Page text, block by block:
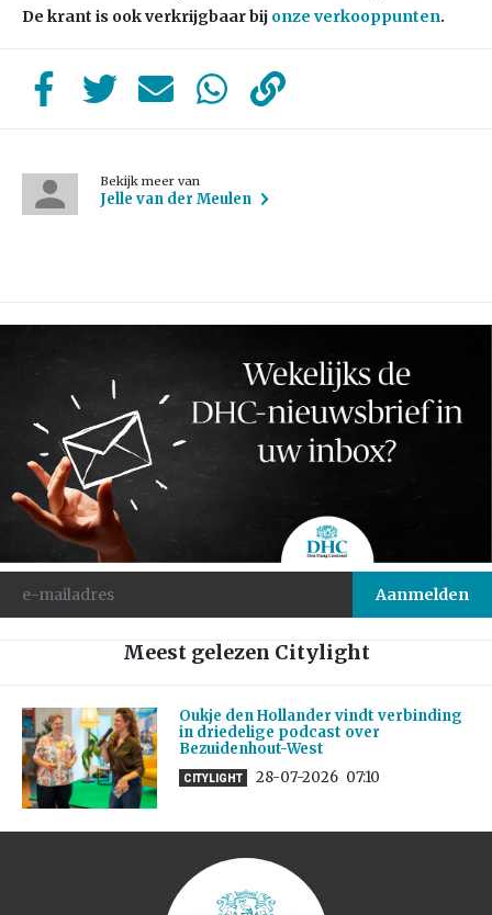
De krant is ook verkrijgbaar bij onze verkooppunten.
Bekijk meer van
Jelle van der Meulen
Meest gelezen Citylight
Oukje den Hollander vindt verbinding
in driedelige podcast over
Bezuidenhout-West
CITYLIGHT 28-07-2026 07:10